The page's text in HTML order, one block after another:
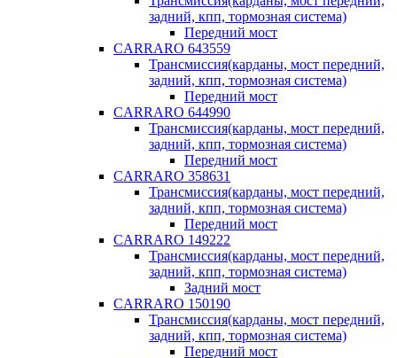
задний, кпп, тормозная система)
Передний мост
CARRARO 643559
Трансмиссия(карданы, мост передний,
задний, кпп, тормозная система)
Передний мост
CARRARO 644990
Трансмиссия(карданы, мост передний,
задний, кпп, тормозная система)
Передний мост
CARRARO 358631
Трансмиссия(карданы, мост передний,
задний, кпп, тормозная система)
Передний мост
CARRARO 149222
Трансмиссия(карданы, мост передний,
задний, кпп, тормозная система)
Задний мост
CARRARO 150190
Трансмиссия(карданы, мост передний,
задний, кпп, тормозная система)
Передний мост